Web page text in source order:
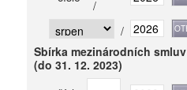
/
/
Sbírka mezinárodních smluv
(do 31. 12. 2023)